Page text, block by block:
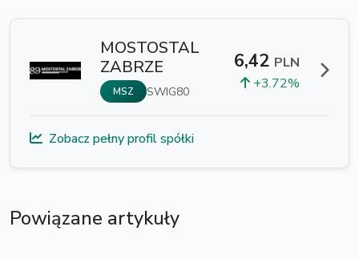
MOSTOSTAL
ZABRZE
MSZ SWIG80
6,42 PLN
+3.72%
Zobacz pełny profil spółki
Powiązane artykuły